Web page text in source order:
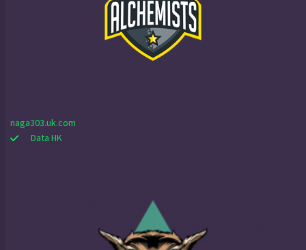
naga303.uk.com
Data HK